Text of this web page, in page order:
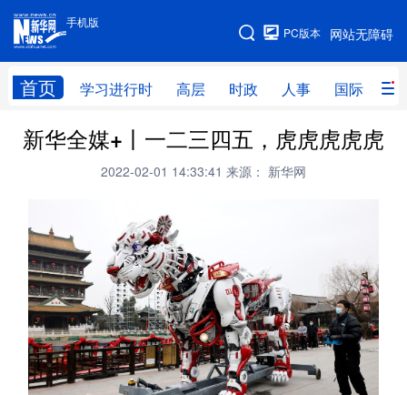
手机版
网站无障碍
PC版本
首页 学习进行时 高层 时政 人事 国际 财
手机版
网站地图
学习进行时 高层 时政 人事
财经 网评
思客智库
科技 科创
文化 书画 健康 军事
访谈 视频 图片 政务
法律 中央文件 金融 汽车
新华全媒+丨一二三四五，虎虎虎虎虎
2022-02-01 14:33:41 来源： 新华网